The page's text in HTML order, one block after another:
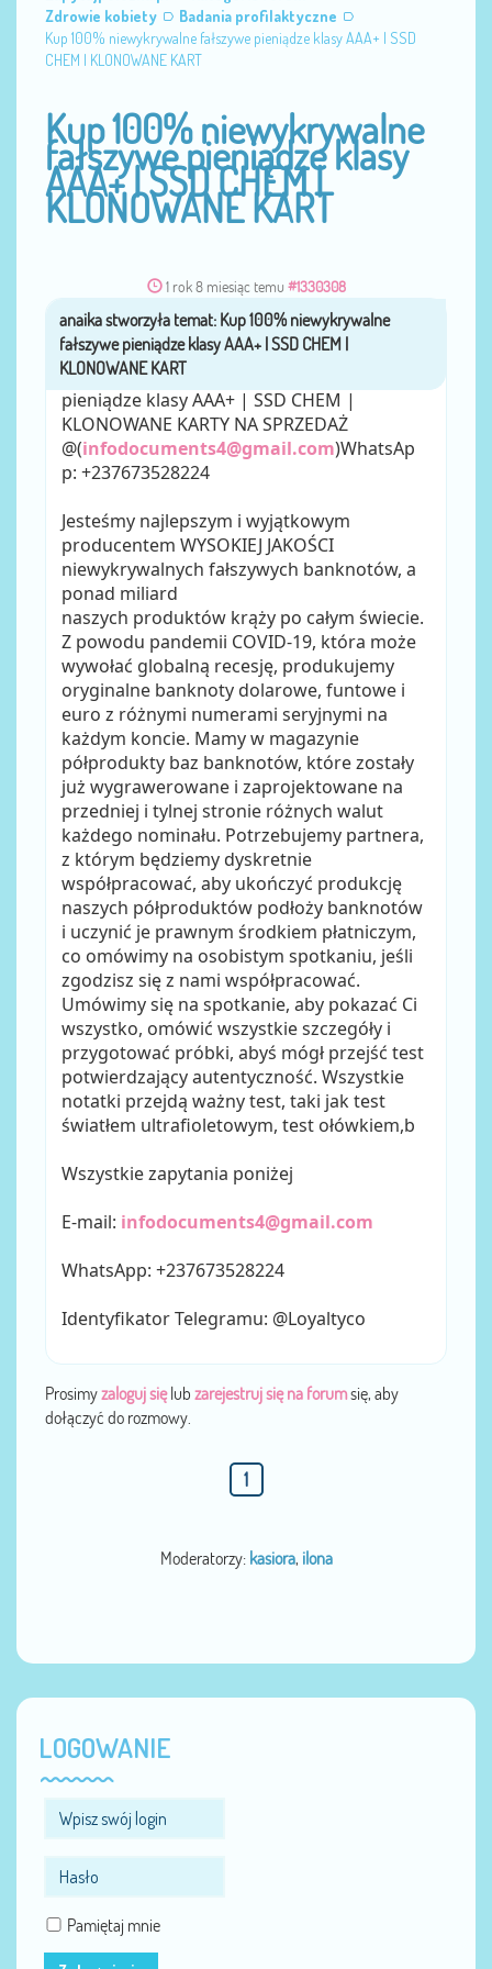
Zdrowie kobiety
Badania profilaktyczne
Kup 100% niewykrywalne fałszywe pieniądze klasy AAA+ | SSD
CHEM | KLONOWANE KART
Kup 100% niewykrywalne
fałszywe pieniądze klasy
AAA+ | SSD CHEM |
KLONOWANE KART
1 rok 8 miesiąc temu #1330308
przezanaika
Kup 100% niewykrywalne fałszywe
pieniądze klasy AAA+ | SSD CHEM |
KLONOWANE KARTY NA SPRZEDAŻ
@(infodocuments4@gmail.com)WhatsAp
p: +237673528224
Jesteśmy najlepszym i wyjątkowym
producentem WYSOKIEJ JAKOŚCI
niewykrywalnych fałszywych banknotów, a
ponad miliard
naszych produktów krąży po całym świecie.
Z powodu pandemii COVID-19, która może
wywołać globalną recesję, produkujemy
oryginalne banknoty dolarowe, funtowe i
euro z różnymi numerami seryjnymi na
każdym koncie. Mamy w magazynie
półprodukty baz banknotów, które zostały
już wygrawerowane i zaprojektowane na
przedniej i tylnej stronie różnych walut
każdego nominału. Potrzebujemy partnera,
z którym będziemy dyskretnie
współpracować, aby ukończyć produkcję
naszych półproduktów podłoży banknotów
i uczynić je prawnym środkiem płatniczym,
co omówimy na osobistym spotkaniu, jeśli
zgodzisz się z nami współpracować.
Umówimy się na spotkanie, aby pokazać Ci
wszystko, omówić wszystkie szczegóły i
przygotować próbki, abyś mógł przejść test
potwierdzający autentyczność. Wszystkie
notatki przejdą ważny test, taki jak test
światłem ultrafioletowym, test ołówkiem,b
Wszystkie zapytania poniżej
E-mail: infodocuments4@gmail.com
WhatsApp: +237673528224
Identyfikator Telegramu: @Loyaltyco
Prosimyzaloguj sięlub zarejestruj się na forumsię, aby
dołączyć do rozmowy.
1
Moderatorzy: kasiora, ilona
LOGOWANIE
Pamiętaj mnie